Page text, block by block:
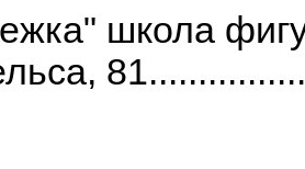
школа